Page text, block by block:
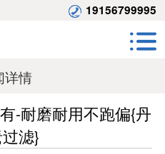
19156799995
详情
-耐磨耐用不跑偏{丹
滤}